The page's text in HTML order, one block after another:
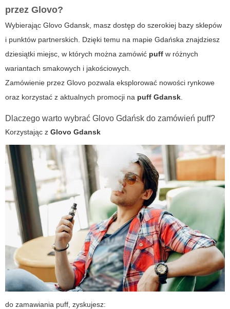
przez Glovo?
Wybierając Glovo Gdansk, masz dostęp do szerokiej bazy sklepów
i punktów partnerskich. Dzięki temu na mapie Gdańska znajdziesz
dziesiątki miejsc, w których można zamówić puff w różnych
wariantach smakowych i jakościowych.
Zamówienie przez Glovo pozwala eksplorować nowości rynkowe
oraz korzystać z aktualnych promocji na puff Gdansk.
Dlaczego warto wybrać Glovo Gdańsk do zamówień puff?
Korzystając z Glovo Gdansk
do zamawiania puff, zyskujesz: